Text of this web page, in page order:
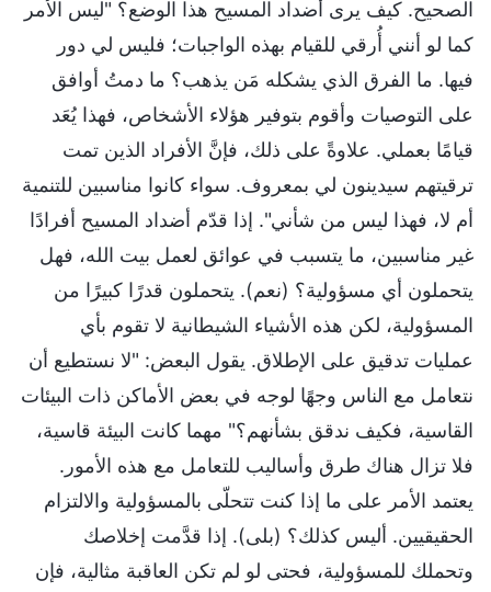
الصحيح. كيف يرى أضداد المسيح هذا الوضع؟ "ليس الأمر
كما لو أنني أُرقي للقيام بهذه الواجبات؛ فليس لي دور
فيها. ما الفرق الذي يشكله مَن يذهب؟ ما دمتُ أوافق
على التوصيات وأقوم بتوفير هؤلاء الأشخاص، فهذا يُعَد
قيامًا بعملي. علاوةً على ذلك، فإنَّ الأفراد الذين تمت
ترقيتهم سيدينون لي بمعروف. سواء كانوا مناسبين للتنمية
أم لا، فهذا ليس من شأني". إذا قدّم أضداد المسيح أفرادًا
غير مناسبين، ما يتسبب في عوائق لعمل بيت الله، فهل
يتحملون أي مسؤولية؟ (نعم). يتحملون قدرًا كبيرًا من
المسؤولية، لكن هذه الأشياء الشيطانية لا تقوم بأي
عمليات تدقيق على الإطلاق. يقول البعض: "لا نستطيع أن
نتعامل مع الناس وجهًا لوجه في بعض الأماكن ذات البيئات
القاسية، فكيف ندقق بشأنهم؟" مهما كانت البيئة قاسية،
فلا تزال هناك طرق وأساليب للتعامل مع هذه الأمور.
يعتمد الأمر على ما إذا كنت تتحلّى بالمسؤولية والالتزام
الحقيقيين. أليس كذلك؟ (بلى). إذا قدَّمت إخلاصك
وتحملك للمسؤولية، فحتى لو لم تكن العاقبة مثالية، فإن